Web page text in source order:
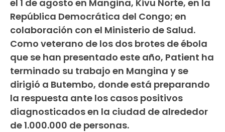
el 1 de agosto en Mangina, Kivu Norte, en la
República Democrática del Congo; en
colaboración con el Ministerio de Salud.
Como veterano de los dos brotes de ébola
que se han presentado este año, Patient ha
terminado su trabajo en Mangina y se
dirigió a Butembo, donde está preparando
la respuesta ante los casos positivos
diagnosticados en la ciudad de alrededor
de 1.000.000 de personas.